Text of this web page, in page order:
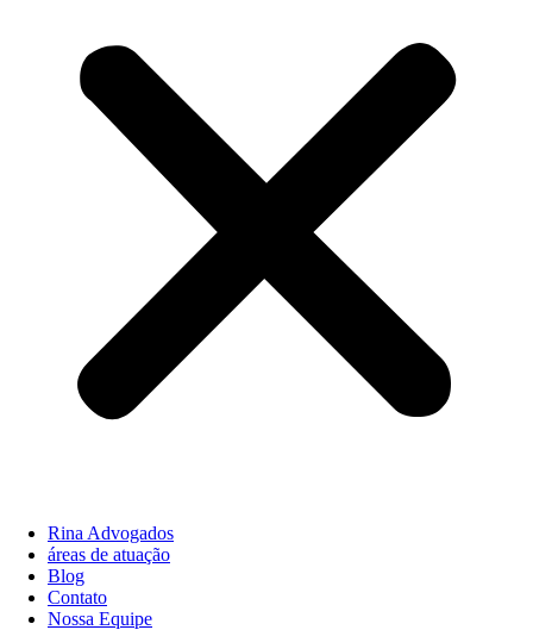
Rina Advogados
áreas de atuação
Blog
Contato
Nossa Equipe